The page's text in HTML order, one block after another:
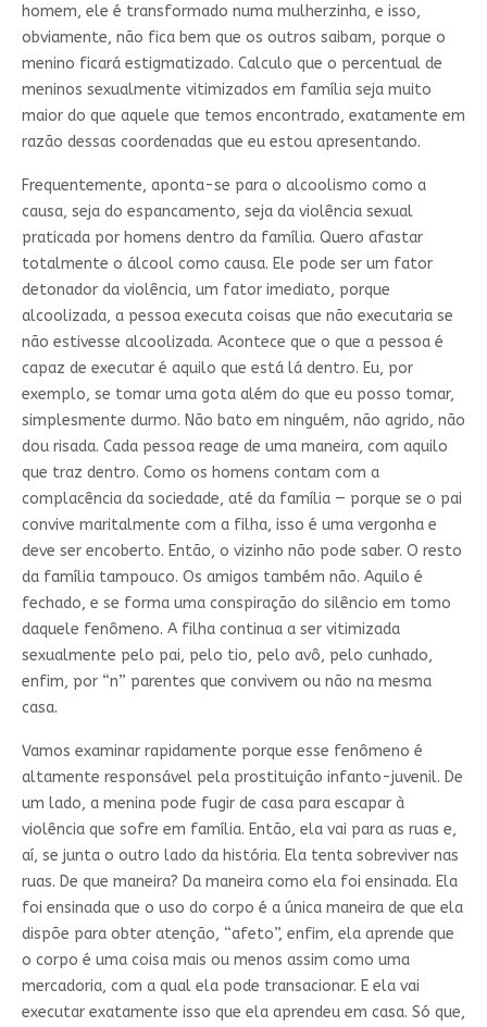
homem, ele é transformado numa mulherzinha, e isso,
obviamente, não fica bem que os outros saibam, porque o
menino ficará estigmatizado. Calculo que o percentual de
meninos sexualmente vitimizados em família seja muito
maior do que aquele que temos encontrado, exatamente em
razão dessas coordenadas que eu estou apresentando.
Frequentemente, aponta-se para o alcoolismo como a
causa, seja do espancamento, seja da violência sexual
praticada por homens dentro da família. Quero afastar
totalmente o álcool como causa. Ele pode ser um fator
detonador da violência, um fator imediato, porque
alcoolizada, a pessoa executa coisas que não executaria se
não estivesse alcoolizada. Acontece que o que a pessoa é
capaz de executar é aquilo que está lá dentro. Eu, por
exemplo, se tomar uma gota além do que eu posso tomar,
simplesmente durmo. Não bato em ninguém, não agrido, não
dou risada. Cada pessoa reage de uma maneira, com aquilo
que traz dentro. Como os homens contam com a
complacência da sociedade, até da família — porque se o pai
convive maritalmente com a filha, isso é uma vergonha e
deve ser encoberto. Então, o vizinho não pode saber. O resto
da família tampouco. Os amigos também não. Aquilo é
fechado, e se forma uma conspiração do silêncio em tomo
daquele fenômeno. A filha continua a ser vitimizada
sexualmente pelo pai, pelo tio, pelo avô, pelo cunhado,
enfim, por “n” parentes que convivem ou não na mesma
casa.
Vamos examinar rapidamente porque esse fenômeno é
altamente responsável pela prostituição infanto-juvenil. De
um lado, a menina pode fugir de casa para escapar à
violência que sofre em família. Então, ela vai para as ruas e,
aí, se junta o outro lado da história. Ela tenta sobreviver nas
ruas. De que maneira? Da maneira como ela foi ensinada. Ela
foi ensinada que o uso do corpo é a única maneira de que ela
dispõe para obter atenção, “afeto”, enfim, ela aprende que
o corpo é uma coisa mais ou menos assim como uma
mercadoria, com a qual ela pode transacionar. E ela vai
executar exatamente isso que ela aprendeu em casa. Só que,